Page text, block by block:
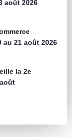
août 2026
21 août 2026
la 2e